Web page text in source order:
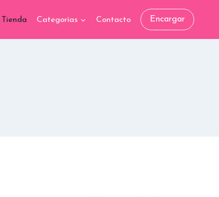
Tienda Categorías Contacto Encargar